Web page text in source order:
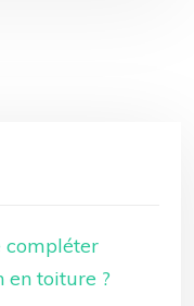
compléter
en toiture ?